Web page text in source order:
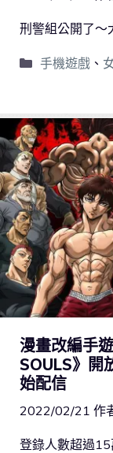
刑警組公開了～
手機遊戲、
漫畫改編手
SOULS》開
始配信
2022/02/21 作
登錄人數超過